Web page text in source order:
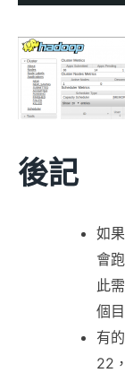
後記
如
會
此
個
有
22